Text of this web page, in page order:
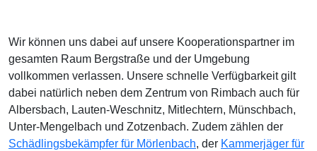
Wir können uns dabei auf unsere Kooperationspartner im
gesamten Raum Bergstraße und der Umgebung
vollkommen verlassen. Unsere schnelle Verfügbarkeit gilt
dabei natürlich neben dem Zentrum von Rimbach auch für
Albersbach, Lauten-Weschnitz, Mitlechtern, Münschbach,
Unter-Mengelbach und Zotzenbach. Zudem zählen der
Schädlingsbekämpfer für Mörlenbach, der Kammerjäger für